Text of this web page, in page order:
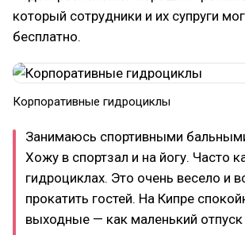
который сотрудники и их супруги
бесплатно.
Корпоративные гидроциклы
Занимаюсь спортивными
Хожу в спортзал и на йогу. Часто
гидроциклах. Это очень весело и
прокатить гостей. На Кипре
выходные — как маленький